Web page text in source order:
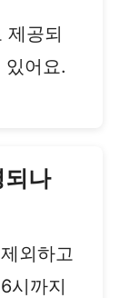
제공되
있어요.
나
외하고
시까지